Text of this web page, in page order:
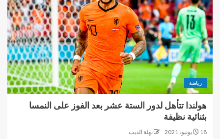
رياضة
هولندا تتأهل لدور الستة عشر بعد الفوز على النمسا
بثنائية نظيفة
18 يونيو، 2021 نهلة الديب